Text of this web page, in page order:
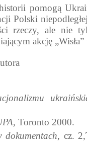
pomogą
Polski
rzeczy, ale nie
akcję
, Toronto 2000.
, cz.